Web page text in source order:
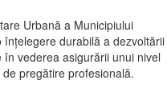
Urbană a Municipiului
durabilă a dezvoltării
vederea asigurării unui nivel
pregătire profesională.